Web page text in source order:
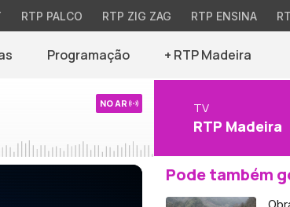
RTP PALCO RTP ZIG ZAG RTP ENSINA
Programação + RTP Madeira
NO AR TV
RTP Madeira
Pode também